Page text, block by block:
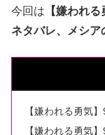
今回は 【嫌われ
ネタバレ、メシア
【嫌われる勇気
【嫌われる勇気